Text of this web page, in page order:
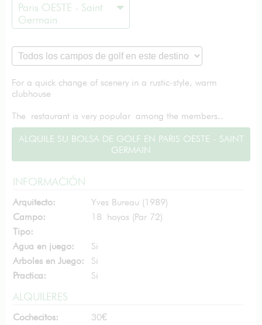
Paris OESTE - Saint
Germain
For a quick change of scenery in a rustic-style, warm
clubhouse
The restaurant is very popular among the members..
ALQUILE SU BOLSA DE GOLF EN PARIS OESTE - SAINT
GERMAIN
INFORMACIÓN
Arquitecto:
Yves Bureau (1989)
Campo:
18 hoyos (Par 72)
Tipo:
Agua en juego:
Si
Arboles en Juego:
Si
Practica:
Si
ALQUILERES
Cochecitos:
30€